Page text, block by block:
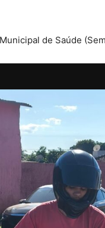
de Saúde